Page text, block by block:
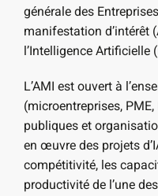
générale des
manifestation d’intérêt (
l’Intelligence Artificielle
L’AMI est ouvert à
(microentreprises,
publiques et
en œuvre des projets
compétitivité, les
productivité de l’une